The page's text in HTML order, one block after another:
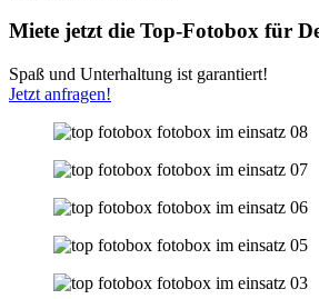
Miete jetzt die Top-Fotobox für
Spaß und Unterhaltung ist garantiert!
Jetzt anfragen!